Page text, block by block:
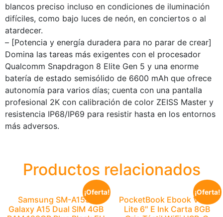
blancos preciso incluso en condiciones de iluminación
difíciles, como bajo luces de neón, en conciertos o al
atardecer.
– [Potencia y energía duradera para no parar de crear]
Domina las tareas más exigentes con el procesador
Qualcomm Snapdragon 8 Elite Gen 5 y una enorme
batería de estado semisólido de 6600 mAh que ofrece
autonomía para varios días; cuenta con una pantalla
profesional 2K con calibración de color ZEISS Master y
resistencia IP68/IP69 para resistir hasta en los entornos
más adversos.
Productos relacionados
¡Oferta!
Samsung SM-A155F
Galaxy A15 Dual SIM 4GB
¡Oferta!
PocketBook Ebook Verse
Lite 6″ E Ink Carta 8GB